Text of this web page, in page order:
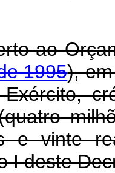
ao
1995),
e vinte
I deste